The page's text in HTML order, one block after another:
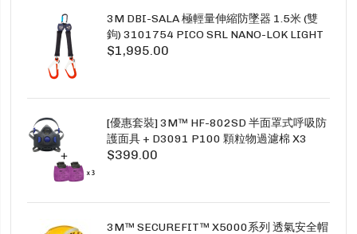
3M DBI-SALA 極輕量伸縮防墜器 1.5米 (雙
鉤) 3101754 PICO SRL NANO-LOK LIGHT
1.5M TWINS
$1,995.00
[優惠套裝] 3M™ HF-802SD 半面罩式呼吸防
護面具 + D3091 P100 顆粒物過濾棉 X3
SECURE CLICK HF-802SD HF-800SD 系列
$399.00
3M™ SECUREFIT™ X5000系列 透氣安全帽